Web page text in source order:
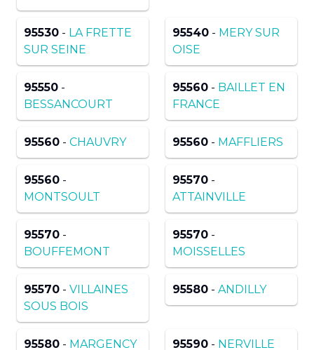
95530 - LA FRETTE
SUR SEINE
95540 - MERY SUR
OISE
95550 -
BESSANCOURT
95560 - BAILLET EN
FRANCE
95560 - CHAUVRY 95560 - MAFFLIERS
95560 -
MONTSOULT
95570 -
ATTAINVILLE
95570 -
BOUFFEMONT
95570 -
MOISSELLES
95570 - VILLAINES
SOUS BOIS
95580 - ANDILLY
95580 - MARGENCY 95590 - NERVILLE